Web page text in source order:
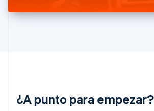
adicionales
¿A punto para empezar?
India
Letonia
English